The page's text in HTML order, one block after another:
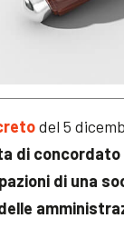
del 5
di
di una